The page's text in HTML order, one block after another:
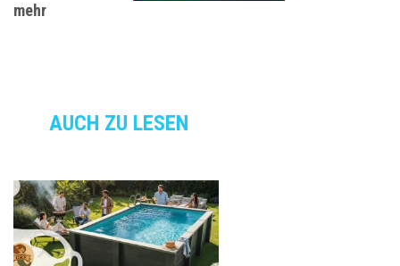
mehr
AUCH ZU LESEN